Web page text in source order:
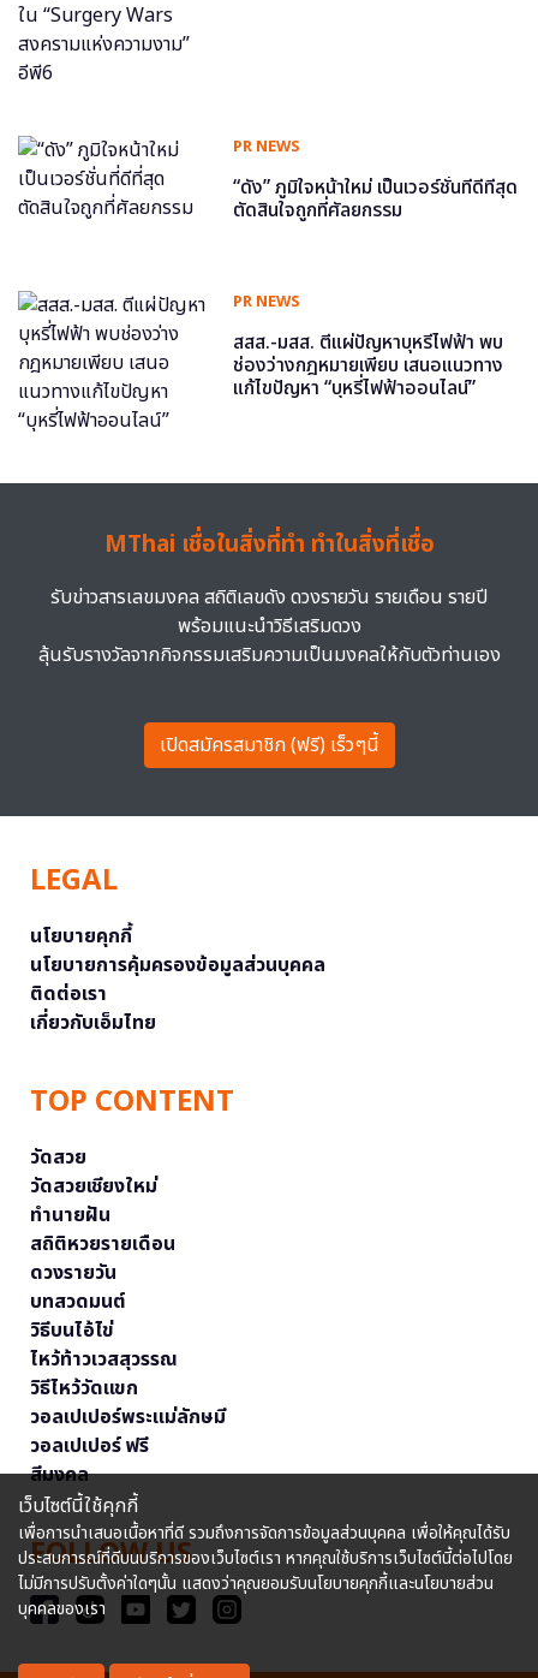
PR NEWS
“ดัง” ภูมิใจหน้าใหม่ เป็นเวอร์ชั่นที่ดีที่สุด
ตัดสินใจถูกที่ศัลยกรรม
PR NEWS
สสส.-มสส. ตีแผ่ปัญหาบุหรี่ไฟฟ้า พบ
ช่องว่างกฎหมายเพียบ เสนอแนวทาง
แก้ไขปัญหา “บุหรี่ไฟฟ้าออนไลน์”
MThai เชื่อในสิ่งที่ทำ ทำในสิ่งที่เชื่อ
รับข่าวสารเลขมงคล สถิติเลขดัง ดวงรายวัน รายเดือน รายปี
พร้อมแนะนำวิธีเสริมดวง
ลุ้นรับรางวัลจากกิจกรรมเสริมความเป็นมงคลให้กับตัวท่านเอง
เปิดสมัครสมาชิก (ฟรี) เร็วๆนี้
LEGAL
นโยบายคุกกี้
นโยบายการคุ้มครองข้อมูลส่วนบุคคล
ติดต่อเรา
เกี่ยวกับเอ็มไทย
TOP CONTENT
วัดสวย
วัดสวยเชียงใหม่
ทำนายฝัน
สถิติหวยรายเดือน
ดวงรายวัน
บทสวดมนต์
วิธีบนไอ้ไข่
ไหว้ท้าวเวสสุวรรณ
วิธีไหว้วัดแขก
วอลเปเปอร์พระแม่ลักษมี
วอลเปเปอร์ ฟรี
สีมงคล
FOLLOW US
เว็บไซต์นี้ใช้คุกกี้
เพื่อการนำเสนอเนื้อหาที่ดี รวมถึงการจัดการข้อมูลส่วนบุคคล เพื่อให้คุณได้รับ
ประสบการณ์ที่ดีบนบริการของเว็บไซต์เรา หากคุณใช้บริการเว็บไซต์นี้ต่อไปโดย
ไม่มีการปรับตั้งค่าใดๆนั้น แสดงว่าคุณยอมรับนโยบายคุกกี้และนโยบายส่วน
บุคคลของเรา